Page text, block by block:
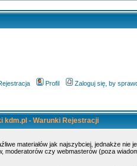
Profil Zaloguj się, by
kdm.pl - Warunki Rejestracji
materiałów jak najszybciej, jednakże
czy webmasterów (poza